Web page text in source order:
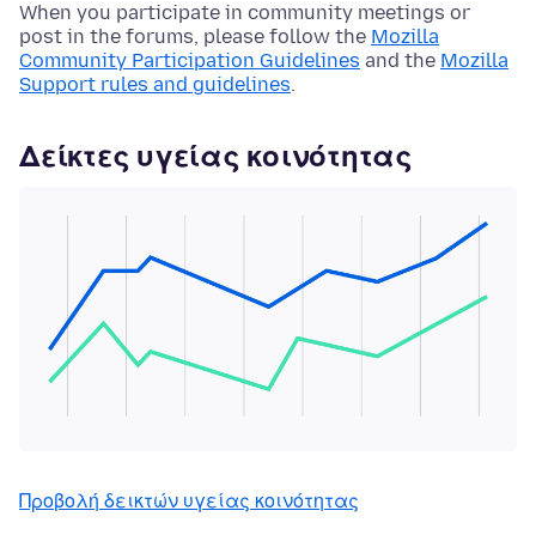
When you participate in community meetings or
post in the forums, please follow the Mozilla
Community Participation Guidelines and the Mozilla
Support rules and guidelines.
Δείκτες υγείας κοινότητας
Προβολή δεικτών υγείας κοινότητας